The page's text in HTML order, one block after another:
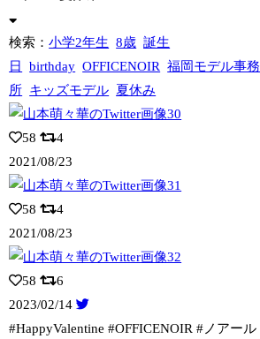
検索：小学2年生 8歳 誕生
日
birthday OFFICENOIR 福岡モデル事務
所 キッズモデル 夏休み
58
4
2021/08/23
58
4
2021/08/23
58
6
2023/02/14
#HappyValentine #OFFICENOIR #ノアール